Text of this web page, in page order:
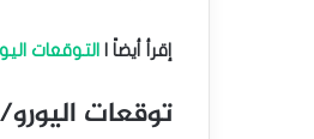
إقرأ أيضاً | التوقعات
توقعات